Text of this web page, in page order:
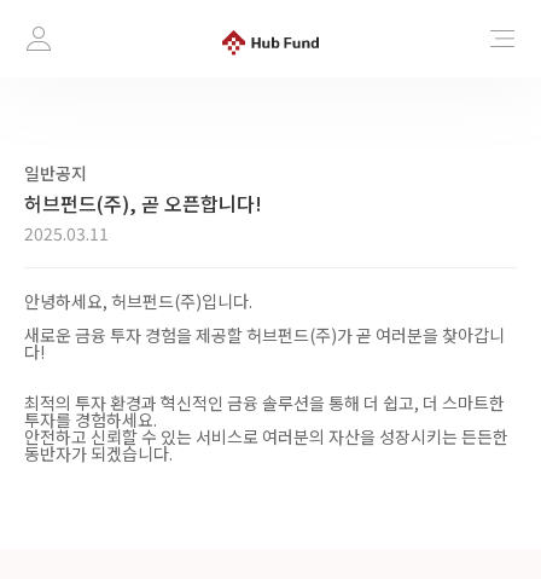
일반공지
허브펀드(주), 곧 오픈합니다!
2025.03.11
안녕하세요, 허브펀드(주)입니다.
새로운 금융 투자 경험을 제공할 허브펀드(주)가 곧 여러분을 찾아갑니
다!
최적의 투자 환경과 혁신적인 금융 솔루션을 통해 더 쉽고, 더 스마트한
투자를 경험하세요.
안전하고 신뢰할 수 있는 서비스로 여러분의 자산을 성장시키는 든든한
동반자가 되겠습니다.